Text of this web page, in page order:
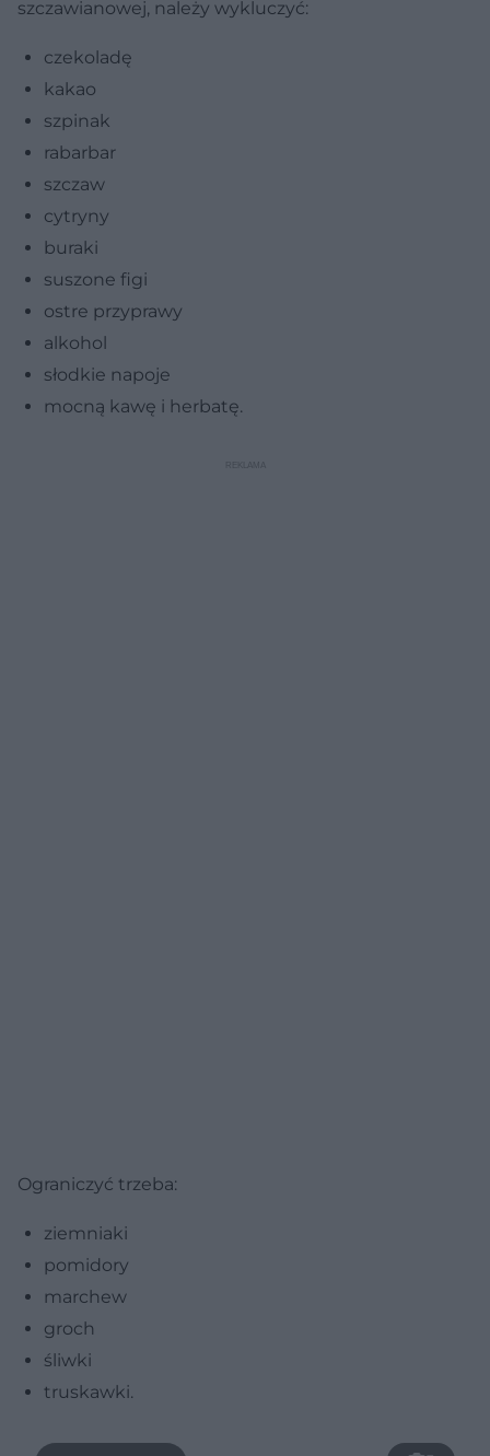
szczawianowej, należy wykluczyć:
czekoladę
kakao
szpinak
rabarbar
szczaw
cytryny
buraki
suszone figi
ostre przyprawy
alkohol
słodkie napoje
mocną kawę i herbatę.
Ograniczyć trzeba:
ziemniaki
pomidory
marchew
groch
śliwki
truskawki.